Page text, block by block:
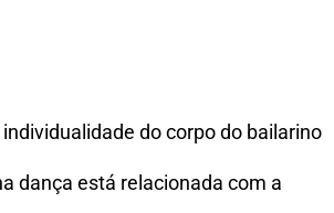
do corpo do bailarino
dança está relacionada com a